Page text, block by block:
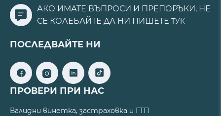
АКО ИМАТЕ ВЪПРОСИ И ПРЕПОРЪКИ, НЕ
СЕ КОЛЕБАЙТЕ ДА НИ ПИШЕТЕ ТУК
ПОСЛЕДВАЙТЕ НИ
ПРОВЕРИ ПРИ НАС
Валидни винетка, застраховка и ГТП